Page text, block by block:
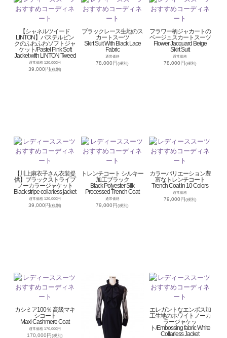
【シャネルツイード
LINTON】パステルピン
クのふわふわソフトジャ
ケット/Pastel Pink Soft
Jacket with LINTON Tweed
通常価格 120,000円
39,000円(税別)
ブラックレース生地のス
カートスーツ
Skirt Suit With Black Lace
Fabric
通常価格
78,000円(税別)
フラワー柄ジャカートの
ベージュスカートスーツ
Flower Jacquard Beige
Skirt Suit
通常価格
78,000円(税別)
【川上麻衣子さん衣装提
供】ブラックストライプ
ノーカラージャケット
Black stripe collarless jacket
通常価格 120,000円
39,000円(税別)
トレンチコート シルキー
加工ブラック
Black Polyester Silk
Processed Trench Coat
通常価格
79,000円(税別)
カラーバリエーション豊
富なトレンチコート
Trench Coat in 10 Colors
通常価格
79,000円(税別)
カシミア100％ 高級マキ
シコート
Maxi Cashmere Coat
通常価格 170,000円
170,000円(税別)
エレガントなエンボス加
工生地のホワイトノーカ
ラージャケッ
ト/Embossing fabric White
Collarless Jacket